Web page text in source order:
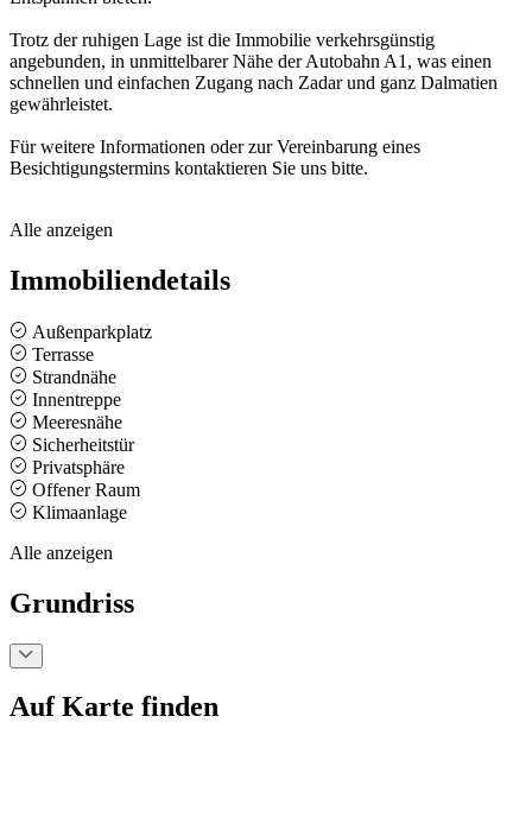
Trotz der ruhigen Lage ist die Immobilie verkehrsgünstig
angebunden, in unmittelbarer Nähe der Autobahn A1, was einen
schnellen und einfachen Zugang nach Zadar und ganz Dalmatien
gewährleistet.
Für weitere Informationen oder zur Vereinbarung eines
Besichtigungstermins kontaktieren Sie uns bitte.
Alle anzeigen
Immobiliendetails
Außenparkplatz
Terrasse
Strandnähe
Innentreppe
Meeresnähe
Sicherheitstür
Privatsphäre
Offener Raum
Klimaanlage
Alle anzeigen
Grundriss
Auf Karte finden